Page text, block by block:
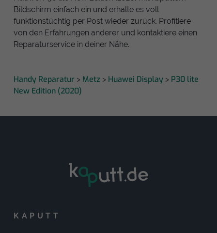
Bildschirm einfach ein und erhalte es voll
funktionstüchtig per Post wieder zurück. Profitiere
von den Erfahrungen anderer und kontaktiere einen
Reparaturservice in deiner Nähe.
Handy Reparatur > Metz > Huawei Display > P30 lite
New Edition (2020)
KAPUTT